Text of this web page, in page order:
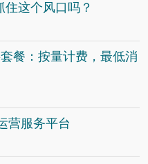
住这个风口吗？
餐：按量计费，最低消
营服务平台